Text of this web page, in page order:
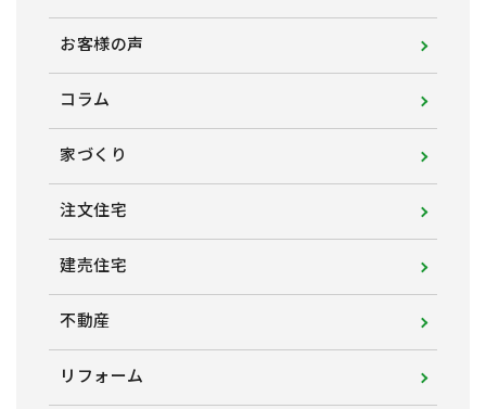
お客様の声
コラム
家づくり
注文住宅
建売住宅
不動産
リフォーム